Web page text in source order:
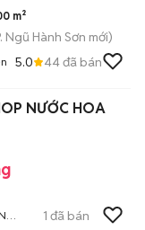
m²
Ngũ Hành Sơn mới)
5.0 44đã bán
NƯỚC HOA
1 đã bán